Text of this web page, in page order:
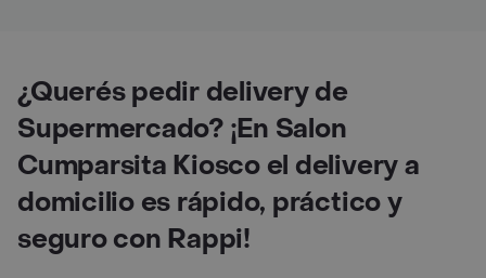
¿Querés pedir delivery de
Supermercado? ¡En Salon
Cumparsita Kiosco el delivery a
domicilio es rápido, práctico y
seguro con Rappi!